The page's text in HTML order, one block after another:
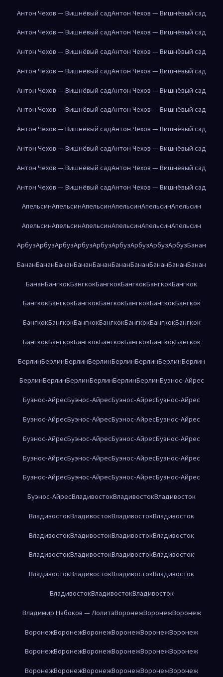
Антон Чехов — Вишнёвый садАнтон Чехов — Вишнёвый сад
Антон Чехов — Вишнёвый садАнтон Чехов — Вишнёвый сад
Антон Чехов — Вишнёвый садАнтон Чехов — Вишнёвый сад
Антон Чехов — Вишнёвый садАнтон Чехов — Вишнёвый сад
Антон Чехов — Вишнёвый садАнтон Чехов — Вишнёвый сад
Антон Чехов — Вишнёвый садАнтон Чехов — Вишнёвый сад
Антон Чехов — Вишнёвый садАнтон Чехов — Вишнёвый сад
Антон Чехов — Вишнёвый садАнтон Чехов — Вишнёвый сад
Антон Чехов — Вишнёвый садАнтон Чехов — Вишнёвый сад
Антон Чехов — Вишнёвый садАнтон Чехов — Вишнёвый сад
АпельсинАпельсинАпельсинАпельсинАпельсинАпельсин
АпельсинАпельсинАпельсинАпельсинАпельсинАпельсин
АрбузАрбузАрбузАрбузАрбузАрбузАрбузАрбузАрбузБанан
БананБананБананБананБананБананБананБананБананБанан
БананБангкокБангкокБангкокБангкокБангкокБангкок
БангкокБангкокБангкокБангкокБангкокБангкокБангкок
БангкокБангкокБангкокБангкокБангкокБангкокБангкок
БангкокБангкокБангкокБангкокБангкокБангкокБангкок
БерлинБерлинБерлинБерлинБерлинБерлинБерлинБерлин
БерлинБерлинБерлинБерлинБерлинБерлинБуэнос-Айрес
Буэнос-АйресБуэнос-АйресБуэнос-АйресБуэнос-Айрес
Буэнос-АйресБуэнос-АйресБуэнос-АйресБуэнос-Айрес
Буэнос-АйресБуэнос-АйресБуэнос-АйресБуэнос-Айрес
Буэнос-АйресБуэнос-АйресБуэнос-АйресБуэнос-Айрес
Буэнос-АйресБуэнос-АйресБуэнос-АйресБуэнос-Айрес
Буэнос-АйресВладивостокВладивостокВладивосток
ВладивостокВладивостокВладивостокВладивосток
ВладивостокВладивостокВладивостокВладивосток
ВладивостокВладивостокВладивостокВладивосток
ВладивостокВладивостокВладивостокВладивосток
ВладивостокВладивостокВладивосток
Владимир Набоков — ЛолитаВоронежВоронежВоронеж
ВоронежВоронежВоронежВоронежВоронежВоронеж
ВоронежВоронежВоронежВоронежВоронежВоронеж
ВоронежВоронежВоронежВоронежВоронежВоронеж